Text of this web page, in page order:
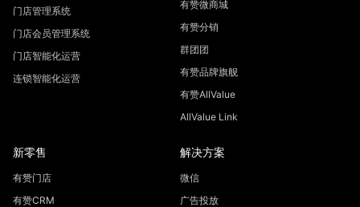
门店管理系统
门店会员管理系统
门店智能化运营
连锁智能化运营
有赞微商城
有赞分销
群团团
有赞品牌旗舰
有赞AllValue
AllValue Link
新零售
有赞门店
有赞CRM
解决方案
微信
广告投放